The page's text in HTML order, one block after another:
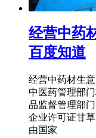
经营中药
百度知道
经营中药材生
中医药管理部
品监督管理部
企业许可证甘
由国家